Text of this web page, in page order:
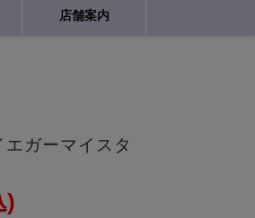
店舗案内
ガーマイスタ
)